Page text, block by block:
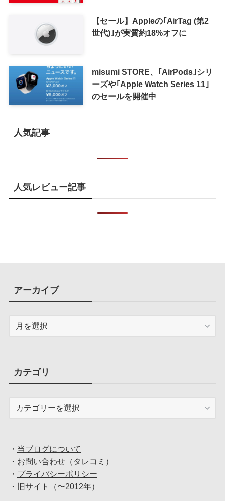
【セール】Appleの｢AirTag (第2
世代)｣が実質約18%オフに
misumi STORE、｢AirPods｣シリ
ーズや｢Apple Watch Series 11｣
のセールを開催中
人気記事
人気レビュー記事
アーカイブ
ブカテゴリ
・ 当ブログについて
・ お問い合わせ（タレコミ）
・ プライバシーポリシー
・
旧サイト（〜2012年）